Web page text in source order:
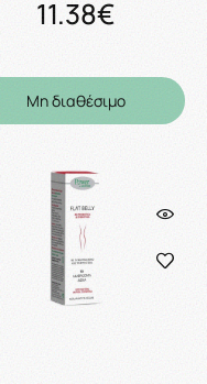
11.38€
Μη διαθέσιμο